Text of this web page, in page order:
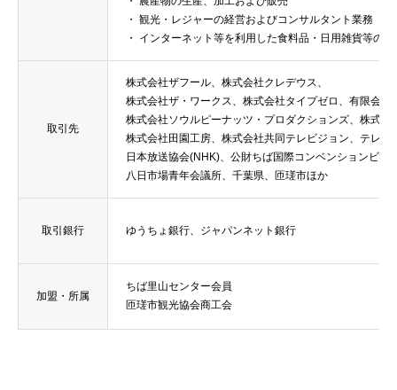
会社情報
お問い合せ
・ 観光・レジャーの経営およびコンサルタント業務
・ インターネット等を利用した食料品・日用雑貨等の販
取引先
株式会社ザフール、株式会社クレデウス、
株式会社ザ・ワークス、株式会社タイプゼロ、有限会社
株式会社ソウルピーナッツ・プロダクションズ、株式会
株式会社田園工房、株式会社共同テレビジョン、テレビ
日本放送協会(NHK)、公財ちば国際コンベンションビュ
八日市場青年会議所、千葉県、匝瑳市ほか
取引銀行 ゆうちょ銀行、ジャパンネット銀行
加盟・所属
ちば里山センター会員
匝瑳市観光協会商工会